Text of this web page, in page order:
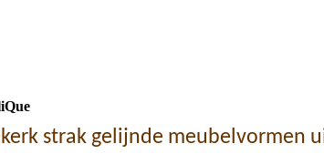
strak gelijnde meubelvormen